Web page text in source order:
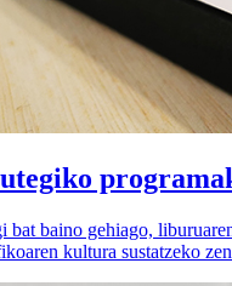
bat baino gehiago,
kultura sustatzeko